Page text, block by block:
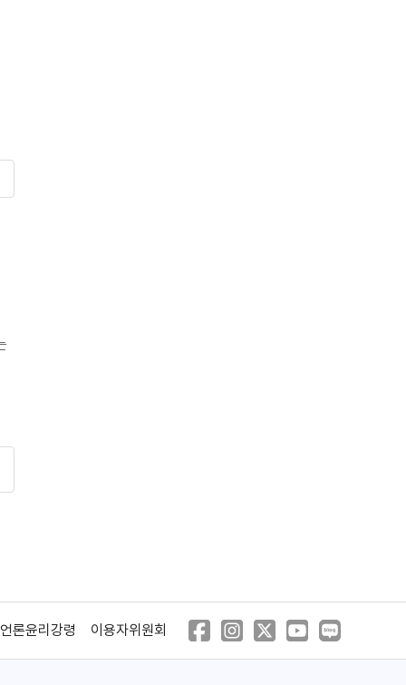
언론윤리강령 이용자위원회